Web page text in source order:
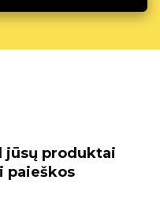
jūsų produktai
paieškos